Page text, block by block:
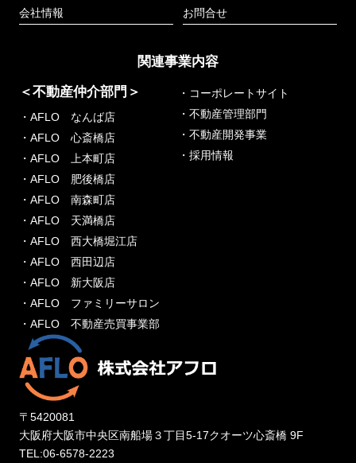
会社情報 お問合せ
関連事業内容
＜不動産仲介部門＞
・AFLO なんば店
・AFLO 心斎橋店
・AFLO 上本町店
・AFLO 肥後橋店
・AFLO 南森町店
・AFLO 天満橋店
・AFLO 西大橋堀江店
・AFLO 西田辺店
・AFLO 新大阪店
・AFLO ファミリーサロン
・AFLO 不動産売買事業部
・コーポレートサイト
・不動産管理部門
・不動産開発事業
・採用情報
〒5420081
大阪府大阪市中央区南船場３丁目5-17クオーツ心斎橋 9F
TEL:06-6578-2223